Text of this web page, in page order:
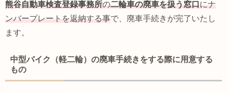
熊谷自動車検査登録事務所の二輪車の廃車を扱う窓口にナ
ンバープレートを返納する事で、廃車手続きが完了いたし
ます。
中型バイク（軽二輪）の廃車手続きをする際に用意する
もの